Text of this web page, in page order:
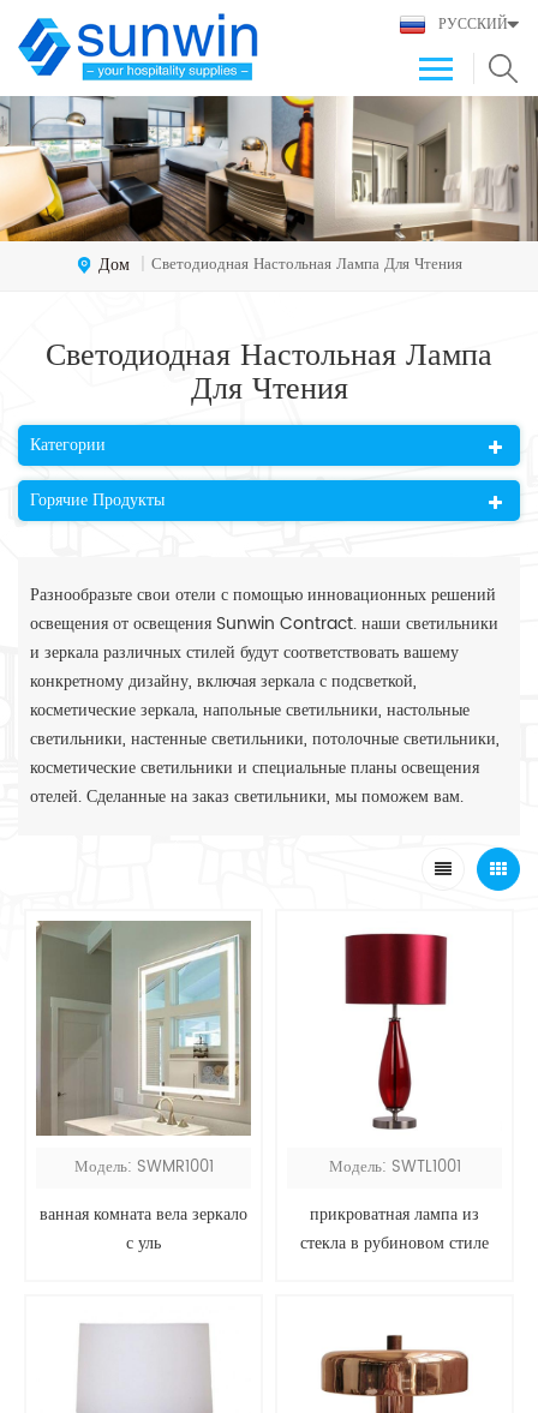
РУССКИЙ
Дом | Светодиодная Настольная Лампа Для Чтения
Светодиодная Настольная Лампа
Для Чтения
Категории
Горячие Продукты
Разнообразьте свои отели с помощью инновационных решений
освещения от освещения Sunwin Contract. наши светильники
и зеркала различных стилей будут соответствовать вашему
конкретному дизайну, включая зеркала с подсветкой,
косметические зеркала, напольные светильники, настольные
светильники, настенные светильники, потолочные светильники,
косметические светильники и специальные планы освещения
отелей. Сделанные на заказ светильники, мы поможем вам.
Модель: SWMR1001
ванная комната вела зеркало
с уль
Модель: SWTL1001
прикроватная лампа из
стекла в рубиновом стиле